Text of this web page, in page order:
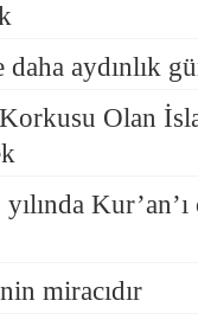
aydınlık
Olan
miracıdır